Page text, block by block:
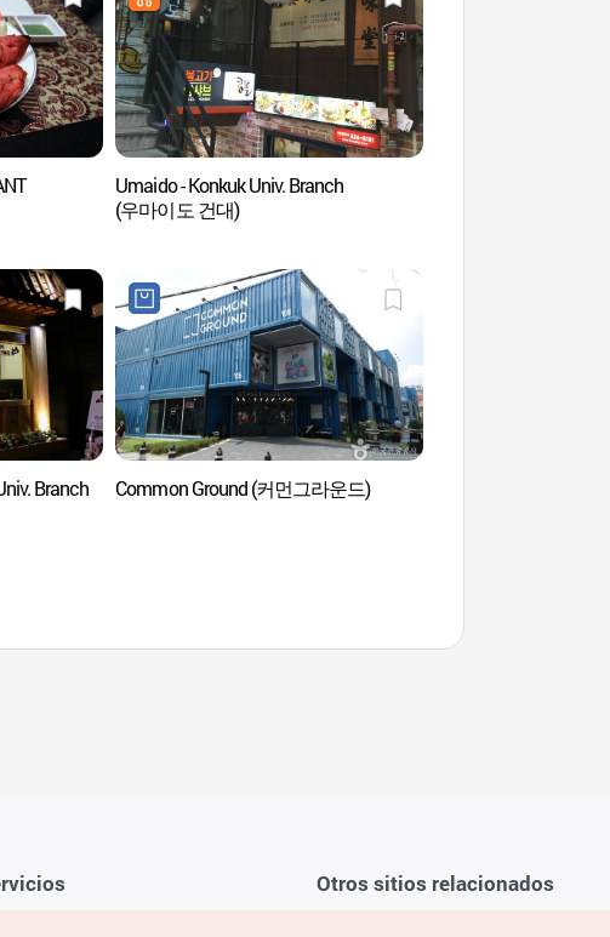
Umaido - Konkuk Univ. Branch
(우마이도 건대)
Branch
Common Ground (커먼그라운드)
Otros sitios relacionados